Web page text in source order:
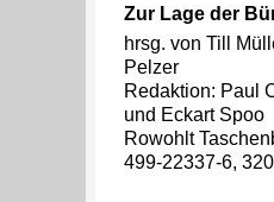
Zur Lage der
hrsg. von Till
Pelzer
Redaktion: Paul
und Eckart Spoo
Rowohlt
499-22337-6,